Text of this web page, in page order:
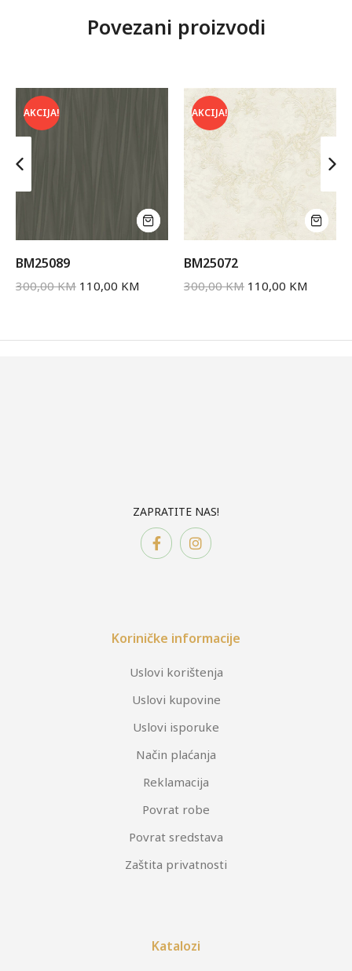
Povezani proizvodi
AKCIJA!
BM25089
300,00KM 110,00 KM
AKCIJA!
BM25072
300,00KM 110,00 KM
ZAPRATITE NAS!
Koriničke informacije
Uslovi korištenja
Uslovi kupovine
Uslovi isporuke
Način plaćanja
Reklamacija
Povrat robe
Povrat sredstava
Zaštita privatnosti
Katalozi